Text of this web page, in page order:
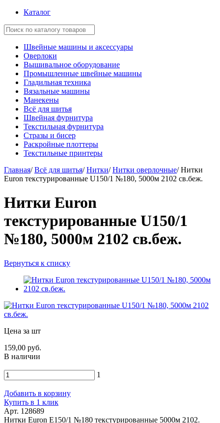
Каталог
Швейные машины и аксессуары
Оверлоки
Вышивальное оборудование
Промышленные швейные машины
Гладильная техника
Вязальные машины
Манекены
Всё для шитья
Швейная фурнитура
Текстильная фурнитура
Стразы и бисер
Раскройные плоттеры
Текстильные принтеры
Главная/ Всё для шитья/ Нитки/ Нитки оверлочные/ Нитки
Euron текстурированные U150/1 №180, 5000м 2102 св.беж.
Нитки Euron
текстурированные U150/1
№180, 5000м 2102 св.беж.
Вернуться к списку
Цена за шт
159,00 руб.
В наличии
1
Добавить в корзину
Купить в 1 клик
Арт. 128689
Нитки Euron E150/1 №180 текстурированные 5000м 2102.